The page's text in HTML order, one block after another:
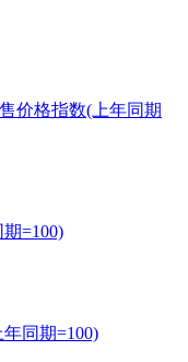
价格指数(上年同期
=100)
同期=100)